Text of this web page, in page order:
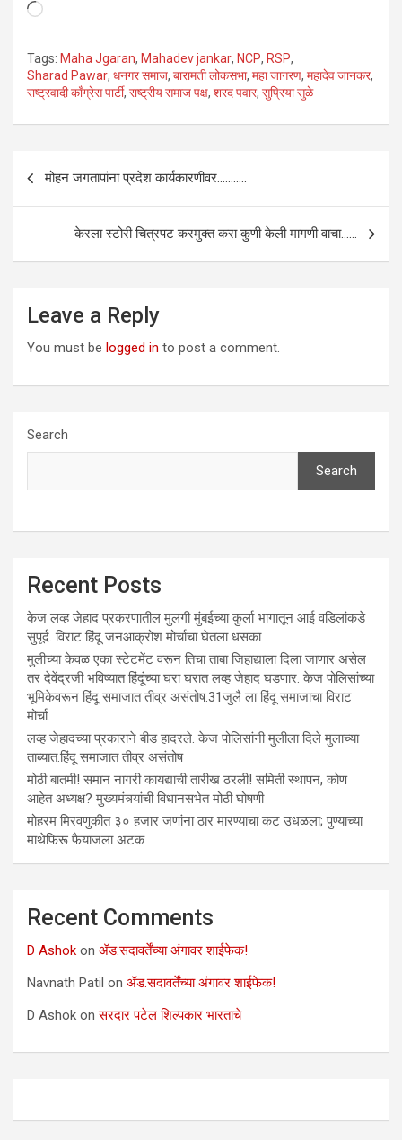
Loading…
Tags: Maha Jgaran, Mahadev jankar, NCP, RSP,
Sharad Pawar, धनगर समाज, बारामती लोकसभा, महा जागरण, महादेव जानकर,
राष्ट्रवादी काँग्रेस पार्टी, राष्ट्रीय समाज पक्ष, शरद पवार, सुप्रिया सुळे
Post
मोहन जगतापांना प्रदेश कार्यकारणीवर………..
केरला स्टोरी चित्रपट करमुक्त करा कुणी केली मागणी वाचा……
Leave a Reply
You must be logged in to post a comment.
Search
Search
Recent Posts
केज लव्ह जेहाद प्रकरणातील मुलगी मुंबईच्या कुर्ला भागातून आई वडिलांकडे
सुपूर्द. विराट हिंदू जनआक्रोश मोर्चाचा घेतला धसका
मुलीच्या केवळ एका स्टेटमेंट वरून तिचा ताबा जिहाद्याला दिला जाणार असेल
तर देवेंद्रजी भविष्यात हिंदूंच्या घरा घरात लव्ह जेहाद घडणार. केज पोलिसांच्या
भूमिकेवरून हिंदू समाजात तीव्र असंतोष.31जुलै ला हिंदू समाजाचा विराट
मोर्चा.
लव्ह जेहादच्या प्रकाराने बीड हादरले. केज पोलिसांनी मुलीला दिले मुलाच्या
ताब्यात.हिंदू समाजात तीव्र असंतोष
मोठी बातमी! समान नागरी कायद्याची तारीख ठरली! समिती स्थापन, कोण
आहेत अध्यक्ष? मुख्यमंत्र्यांची विधानसभेत मोठी घोषणी
मोहरम मिरवणुकीत ३० हजार जणांना ठार मारण्‍याचा कट उधळला; पुण्‍याच्‍या
माथेफिरू फैयाजला अटक
Recent Comments
D Ashok on ॲड.सदावर्तेंच्या अंगावर शाईफेक!
Navnath Patil on ॲड.सदावर्तेंच्या अंगावर शाईफेक!
D Ashok onसरदार पटेल शिल्पकार भारताचे